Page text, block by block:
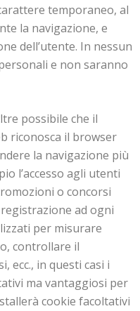
temporaneo, al
la navigazione, e
dell’utente. In nessun
e non saranno
possibile che il
riconosca il browser
la navigazione più
l’accesso agli utenti
o concorsi
ad ogni
per misurare
controllare il
ecc., in questi casi i
ma vantaggiosi per
cookie facoltativi